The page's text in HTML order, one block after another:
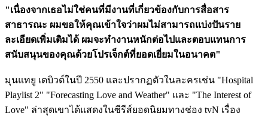
"เนื่องจากเธอไม่ใช่คนที่มีงานที่เกี่ยวข้องกับการสื่อสาร
สาธารณะ ผมขอให้คุณเข้าใจว่าผมไม่สามารถแบ่งปันราย
ละเอียดเพิ่มเติมได้ ผมจะทำงานหนักต่อไปและตอบแทนการ
สนับสนุนของคุณด้วยโปรเจ็กต์ที่ยอดเยี่ยมในอนาคต"
มุนแทยู เดบิวต์ในปี 2550 และปรากฏตัวในละครเช่น "Hospital
Playlist 2" "Forecasting Love and Weather" และ "The Interest of
Love" ล่าสุดเขาได้แสดงในซีรีส์ยอดนิยมทางช่อง tvN เรื่อง